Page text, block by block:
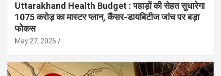
Uttarakhand Health Budget : पहाड़ों की सेहत सुधारेगा
1075 करोड़ का मास्टर प्लान, कैंसर-डायबिटीज जांच पर बड़ा
फोकस
May 27, 2026